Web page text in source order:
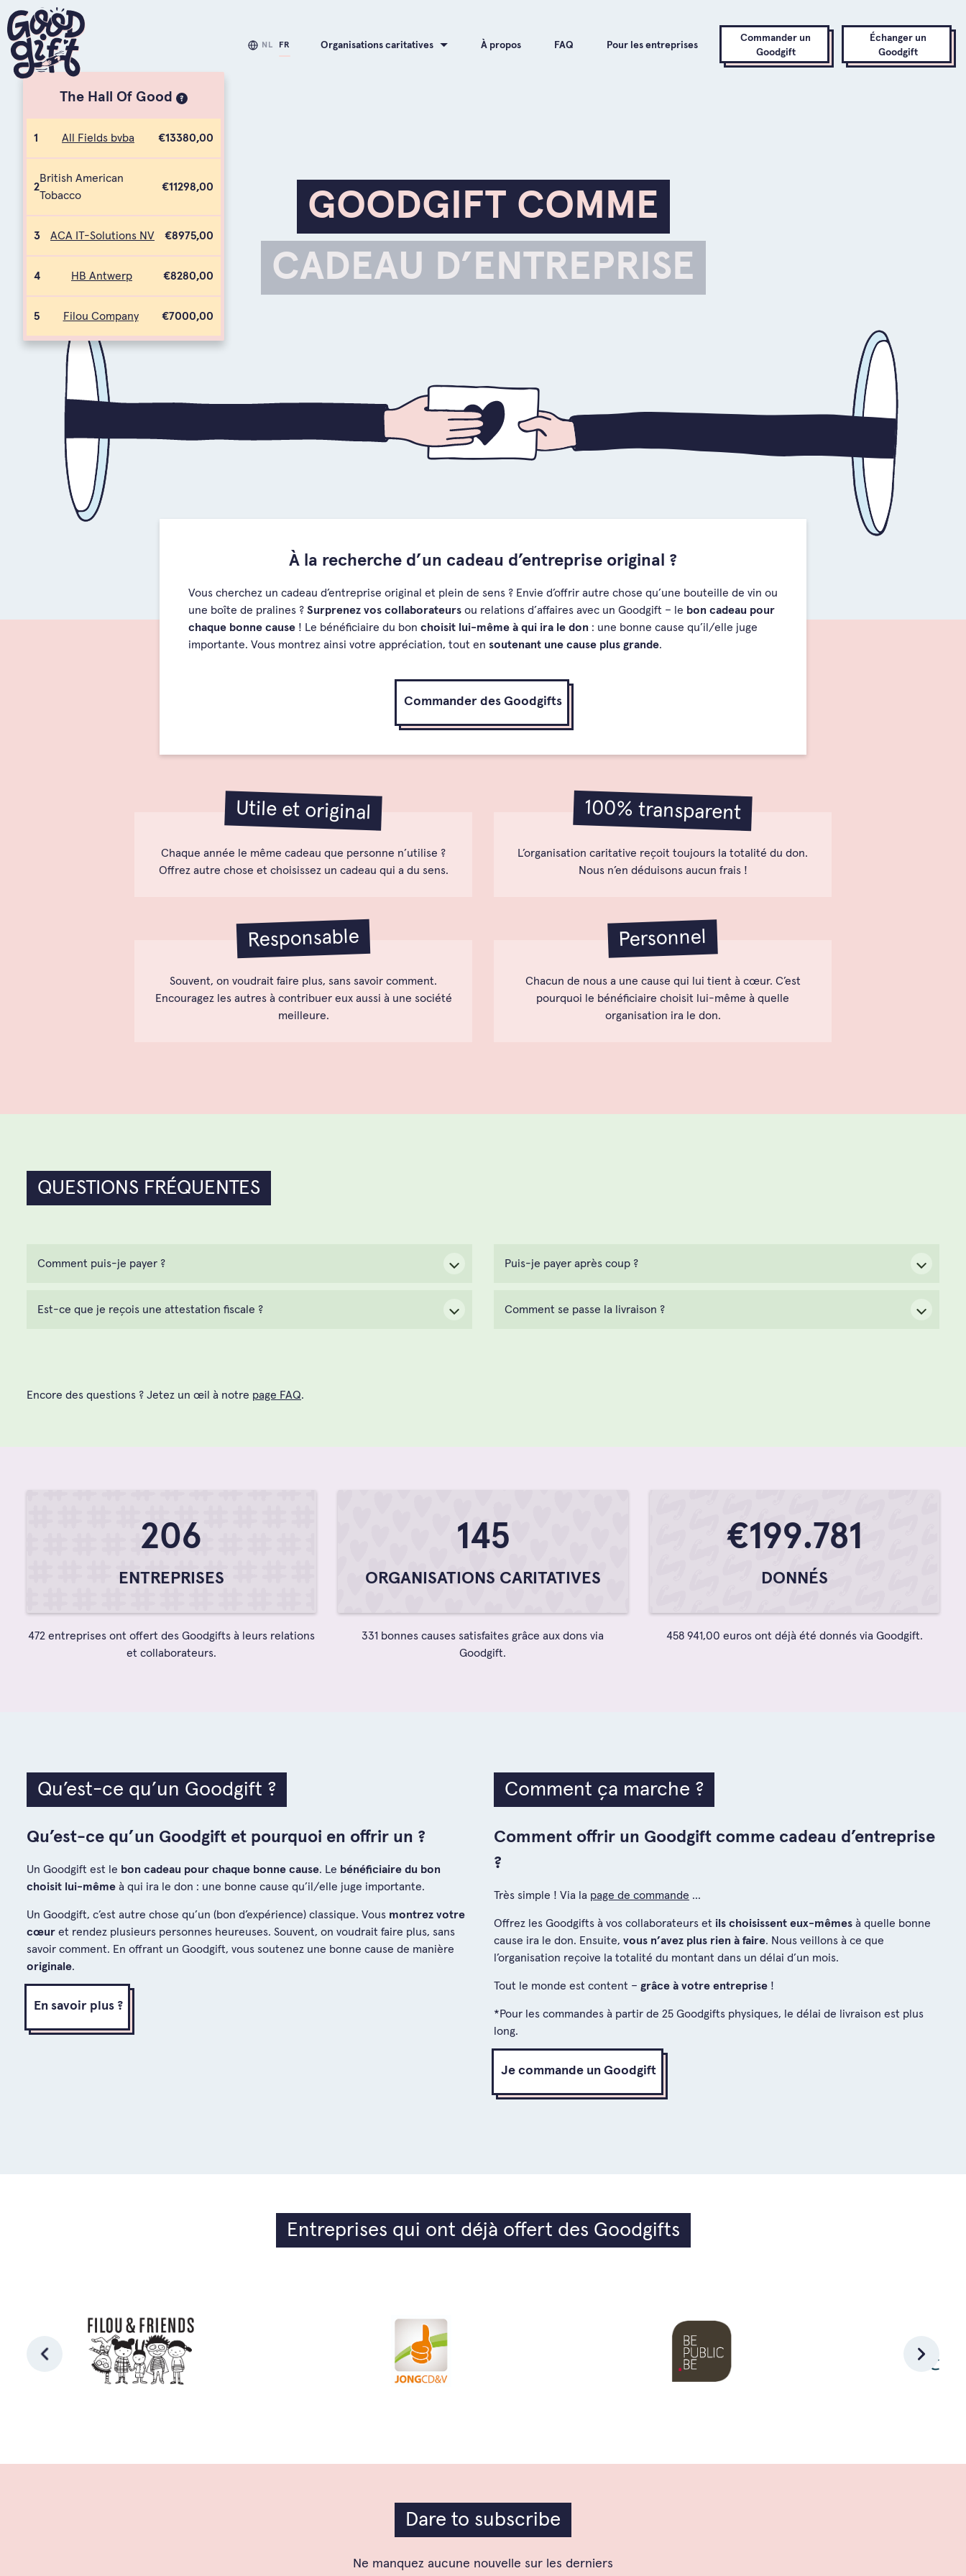
Commander un
Goodgift
Échanger un
Goodgift
Organisations caritatives À propos FAQ Pour les entreprises
NL FR
GOODGIFT COMME
CADEAU D’ENTREPRISE
The Hall Of Good ?
1 All Fields bvba €13380,00
2
British American
Tobacco
€11298,00
3 ACA IT-Solutions NV €8975,00
4 HB Antwerp €8280,00
5 Filou Company €7000,00
À la recherche d’un cadeau d’entreprise original ?
Vous cherchez un cadeau d’entreprise original et plein de sens ? Envie d’offrir autre chose qu’une bouteille de vin ou
une boîte de pralines ? Surprenez vos collaborateurs ou relations d’affaires avec un Goodgift – le bon cadeau pour
chaque bonne cause ! Le bénéficiaire du bon choisit lui-même à qui ira le don : une bonne cause qu’il/elle juge
importante. Vous montrez ainsi votre appréciation, tout en soutenant une cause plus grande.
Commander des Goodgifts
Utile et original
Chaque année le même cadeau que personne n’utilise ?
Offrez autre chose et choisissez un cadeau qui a du sens.
100% transparent
L’organisation caritative reçoit toujours la totalité du don.
Nous n’en déduisons aucun frais !
Responsable
Souvent, on voudrait faire plus, sans savoir comment.
Encouragez les autres à contribuer eux aussi à une société
meilleure.
Personnel
Chacun de nous a une cause qui lui tient à cœur. C’est
pourquoi le bénéficiaire choisit lui-même à quelle
organisation ira le don.
QUESTIONS FRÉQUENTES
Comment puis-je payer ?
Est-ce que je reçois une attestation fiscale ?
Puis-je payer après coup ?
Comment se passe la livraison ?
Encore des questions ? Jetez un œil à notre page FAQ.
276
ENTREPRISES
472 entreprises ont offert des Goodgifts à leurs relations
et collaborateurs.
194
ORGANISATIONS CARITATIVES
331 bonnes causes satisfaites grâce aux dons via
Goodgift.
€267.716
DONNÉS
458 941,00 euros ont déjà été donnés via Goodgift.
Qu’est-ce qu’un Goodgift ?
Qu’est-ce qu’un Goodgift et pourquoi en offrir un ?
Un Goodgift est le bon cadeau pour chaque bonne cause. Le bénéficiaire du bon
choisit lui-même à qui ira le don : une bonne cause qu’il/elle juge importante.
Un Goodgift, c’est autre chose qu’un (bon d’expérience) classique. Vous montrez votre
cœur et rendez plusieurs personnes heureuses. Souvent, on voudrait faire plus, sans
savoir comment. En offrant un Goodgift, vous soutenez une bonne cause de manière
originale.
En savoir plus ?
Comment ça marche ?
Comment offrir un Goodgift comme cadeau d’entreprise
?
Très simple ! Via la page de commande …
Offrez les Goodgifts à vos collaborateurs et ils choisissent eux-mêmes à quelle bonne
cause ira le don. Ensuite, vous n’avez plus rien à faire. Nous veillons à ce que
l’organisation reçoive la totalité du montant dans un délai d’un mois.
Tout le monde est content – grâce à votre entreprise !
*Pour les commandes à partir de 25 Goodgifts physiques, le délai de livraison est plus
long.
Je commande un Goodgift
Entreprises qui ont déjà offert des Goodgifts
Dare to subscribe
Ne manquez aucune nouvelle sur les derniers